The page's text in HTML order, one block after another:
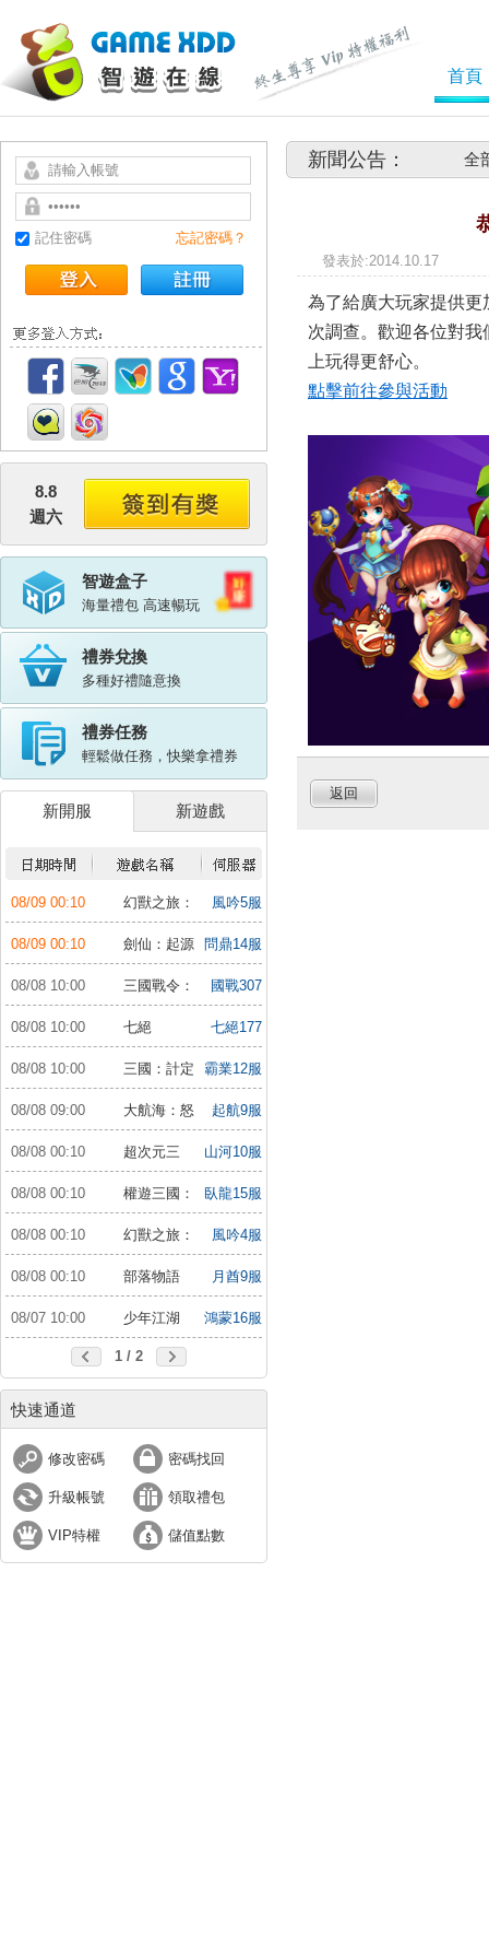
首頁
記住密碼 忘記密碼？
8.8
週六
智遊盒子
海量禮包 高速暢玩
禮券兌換
多種好禮隨意換
禮券任務
輕鬆做任務，快樂拿禮券
新開服 新遊戲
08/09 00:10
幻獸之旅：
新紀元
風吟5服
08/09 00:10 劍仙：起源 問鼎14服
08/08 10:00
三國戰令：
戰略版
國戰307
服
08/08 10:00
七絕
七絕177
服
08/08 10:00
三國：計定
山河
霸業12服
08/08 09:00
大航海：怒
海遠征
起航9服
08/08 00:10
超次元三
國：儲值送10倍
山河10服
08/08 00:10
權遊三國：
世界版
臥龍15服
08/08 00:10
幻獸之旅：
新紀元
風吟4服
08/08 00:10 部落物語 月酋9服
08/07 10:00
少年江湖
行：福利版
鴻蒙16服
1 / 2
快速通道
修改密碼 密碼找回
升級帳號 領取禮包
VIP特權 儲值點數
新聞公告： 全
發表
為了給廣大玩家提供更
次調查。歡迎各位對我
上玩得更舒心。
點擊前往參與活動
返回